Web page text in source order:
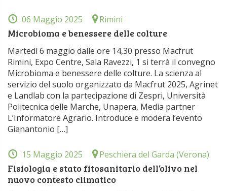
06 Maggio 2025 Rimini
Microbioma e benessere delle colture
Martedì 6 maggio dalle ore 14,30 presso Macfrut
Rimini, Expo Centre, Sala Ravezzi, 1 si terrà il convegno
Microbioma e benessere delle colture. La scienza al
servizio del suolo organizzato da Macfrut 2025, Agrinet
e Landlab con la partecipazione di Zespri, Università
Politecnica delle Marche, Unapera, Media partner
L’Informatore Agrario. Introduce e modera l’evento
Gianantonio […]
15 Maggio 2025 Peschiera del Garda (Verona)
Fisiologia e stato fitosanitario dell’olivo nel
nuovo contesto climatico